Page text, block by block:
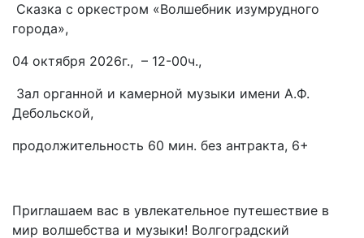
Сказка с оркестром «Волшебник изумрудного
города»,
04 октября 2026г., – 12-00ч.,
Зал органной и камерной музыки имени А.Ф.
Дебольской,
продолжительность 60 мин. без антракта, 6+
Приглашаем вас в увлекательное путешествие в
мир волшебства и музыки! Волгоградский